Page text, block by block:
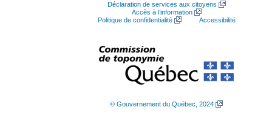
Déclaration de services aux citoyens
Accès à l’information
Politique de confidentialité
Accessibilité
© Gouvernement du Québec, 2024